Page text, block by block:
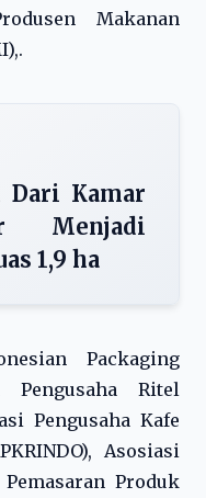
Makanan
Dari Kamar
Menjadi
1,9 ha
Packaging
Pengusaha Ritel
Pengusaha Kafe
Asosiasi
Produk